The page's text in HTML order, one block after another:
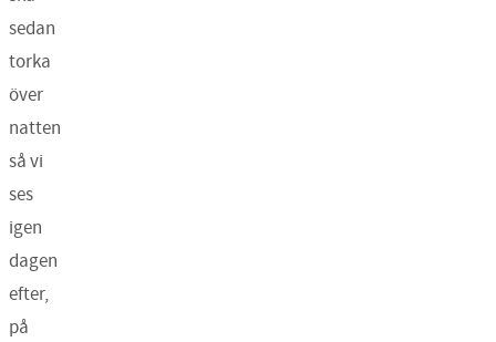
sedan
torka
över
natten
så vi
ses
igen
dagen
efter,
på